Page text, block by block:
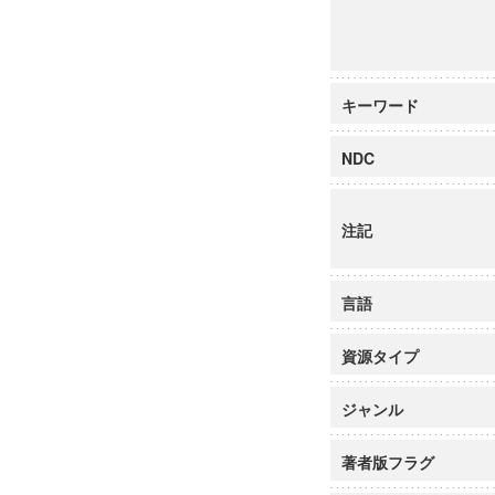
キーワード
NDC
注記
言語
資源タイプ
ジャンル
著者版フラグ